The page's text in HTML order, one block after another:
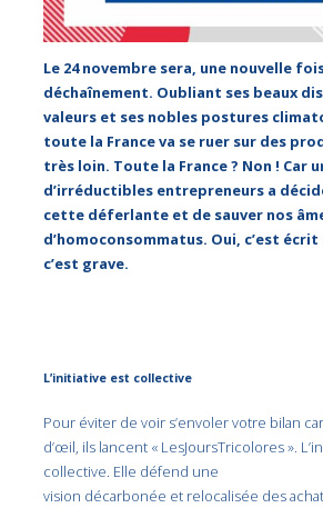
Le 24 novembre sera, une nouvelle
déchaînement. Oubliant ses beaux
valeurs et ses nobles postures
toute la France va se ruer sur des
très loin. Toute la France ? Non ! Car
d’irréductibles entrepreneurs a
cette déferlante et de sauver nos
d’homoconsommatus. Oui, c’est
c’est grave.
L’initiative est collective
Pour éviter de voir s’envoler votre bilan
d’œil, ils lancent « LesJoursTricolores ».
collective. Elle défend une
vision décarbonée et relocalisée des